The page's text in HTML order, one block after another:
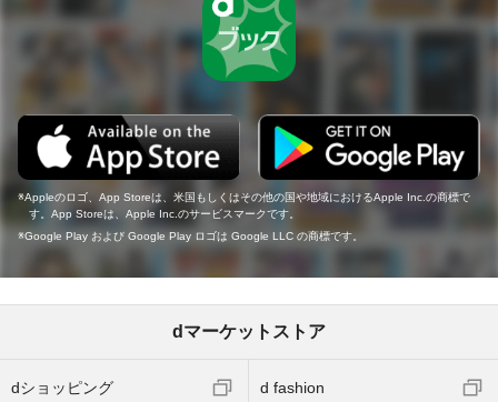
Appleのロゴ、App Storeは、米国もしくはその他の国や地域におけるApple Inc.の商標で
す。App Storeは、Apple Inc.のサービスマークです。
Google Play および Google Play ロゴは Google LLC の商標です。
dマーケットストア
dショッピング d fashion